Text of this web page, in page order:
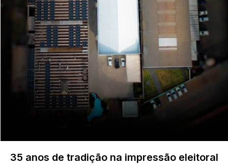
35 anos de tradição na impressão eleitoral